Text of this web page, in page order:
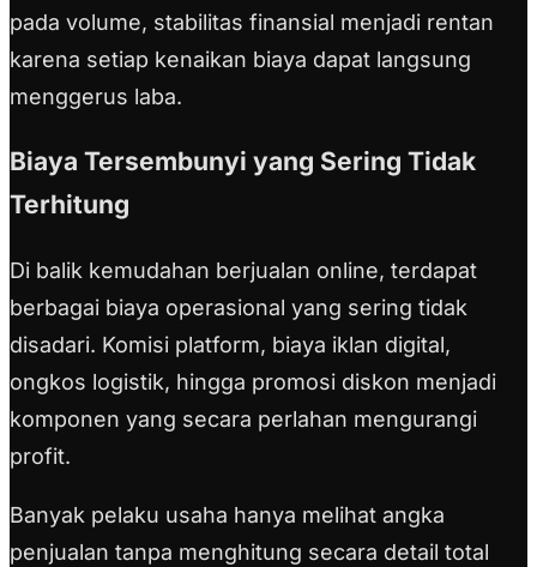
pada volume, stabilitas finansial menjadi rentan
karena setiap kenaikan biaya dapat langsung
menggerus laba.
Biaya Tersembunyi yang Sering Tidak
Terhitung
Di balik kemudahan berjualan online, terdapat
berbagai biaya operasional yang sering tidak
disadari. Komisi platform, biaya iklan digital,
ongkos logistik, hingga promosi diskon menjadi
komponen yang secara perlahan mengurangi
profit.
Banyak pelaku usaha hanya melihat angka
penjualan tanpa menghitung secara detail total